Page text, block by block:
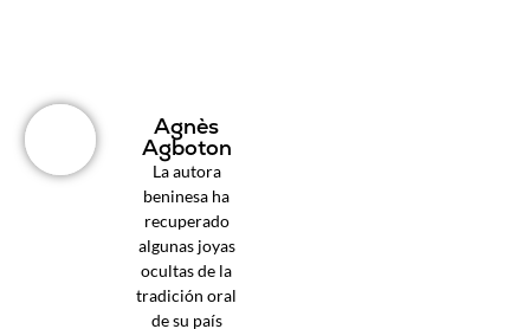
Agnès
Agboton
La autora
beninesa ha
recuperado
algunas joyas
ocultas de la
tradición oral
de su país